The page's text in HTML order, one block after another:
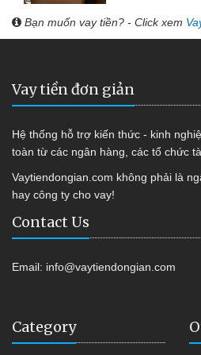
Bạn muốn vay tiền? - Click xem
Vay tiền đơn giản
Hệ thống hỗ trợ kiến thức - kinh
toàn từ các ngân hàng, các tổ chức
Vaytiendongian.com không phải là
hay công ty cho vay!
Contact Us
Email: info@vaytiendongian.com
Category